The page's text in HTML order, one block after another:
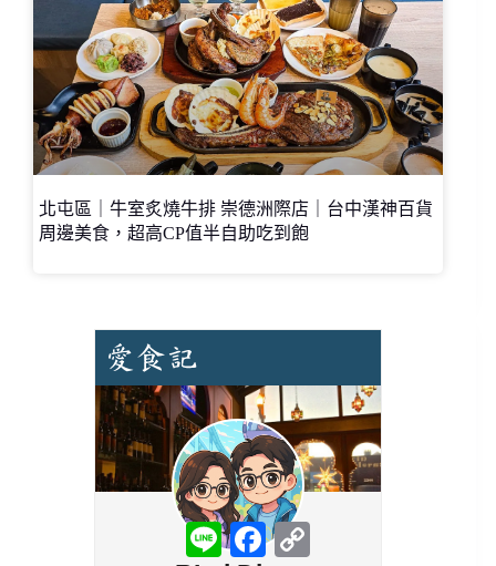
北屯區｜牛室炙燒牛排 崇德洲際店｜台中漢神百貨
周邊美食，超高CP值半自助吃到飽
L
i
F
a